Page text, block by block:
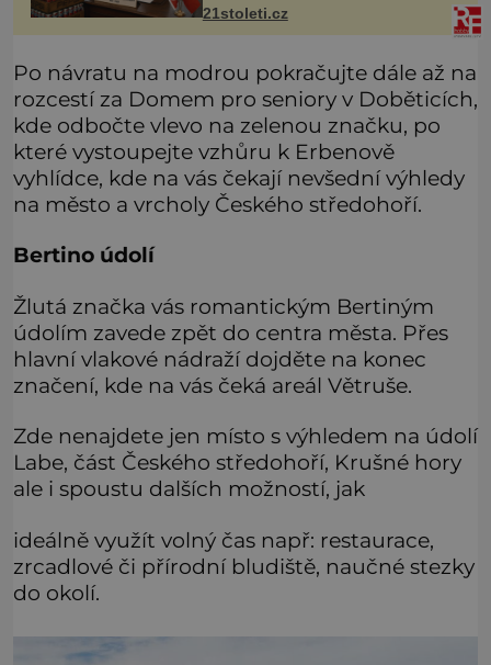
arzenál schopný zničit planetu
padesátkrát dokola, železná opona a
21stoleti.cz
Po návratu na modrou pokračujte dále až na
rozcestí za Domem pro seniory v Doběticích,
kde odbočte vlevo na zelenou značku, po
které vystoupejte vzhůru k Erbenově
vyhlídce, kde na vás čekají nevšední výhledy
na město a vrcholy Českého středohoří.
Bertino údolí
Žlutá značka vás romantickým Bertiným
údolím zavede zpět do centra města. Přes
hlavní vlakové nádraží dojděte na konec
značení, kde na vás čeká areál Větruše.
Zde nenajdete jen místo s výhledem na údolí
Labe, část Českého středohoří, Krušné hory
ale i spoustu dalších možností, jak
ideálně využít volný čas např: restaurace,
zrcadlové či přírodní bludiště, naučné stezky
do okolí.